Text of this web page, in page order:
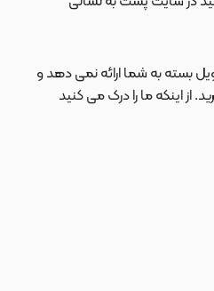
بسته به شما ارائه نمی دهد و
اینکه ما را درک می کنید